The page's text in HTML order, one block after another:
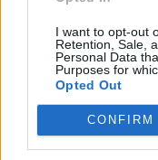
I want to opt-out
Retention, Sale,
Personal Data
Purposes for
Opted Out
CONFIRM
ανία, ενώ
στον ώμο μου
Τελικά, του